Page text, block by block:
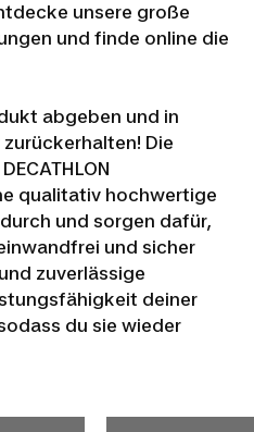
unsere große
und finde online die
abgeben und in
Die
qualitativ hochwertige
und sorgen dafür,
und sicher
zuverlässige
deiner
du sie wieder